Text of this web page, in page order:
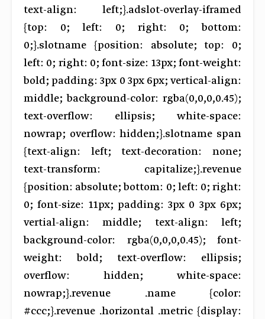
text-align: left;}.adslot-overlay-iframed
{top: 0; left: 0; right: 0; bottom:
0;}.slotname {position: absolute; top: 0;
left: 0; right: 0; font-size: 13px; font-weight:
bold; padding: 3px 0 3px 6px; vertical-align:
middle; background-color: rgba(0,0,0,0.45);
text-overflow: ellipsis; white-space:
nowrap; overflow: hidden;}.slotname span
{text-align: left; text-decoration: none;
text-transform: capitalize;}.revenue
{position: absolute; bottom: 0; left: 0; right:
0; font-size: 11px; padding: 3px 0 3px 6px;
vertial-align: middle; text-align: left;
background-color: rgba(0,0,0,0.45); font-
weight: bold; text-overflow: ellipsis;
overflow: hidden; white-space:
nowrap;}.revenue .name {color:
#ccc;}.revenue .horizontal .metric {display: